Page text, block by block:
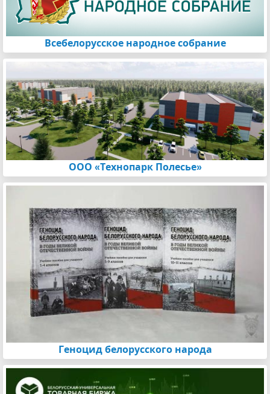
Всебелорусское народное собрание
ООО «Технопарк Полесье»
Геноцид белорусского народа